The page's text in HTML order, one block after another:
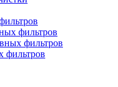
фильтров
фильтров
фильтров